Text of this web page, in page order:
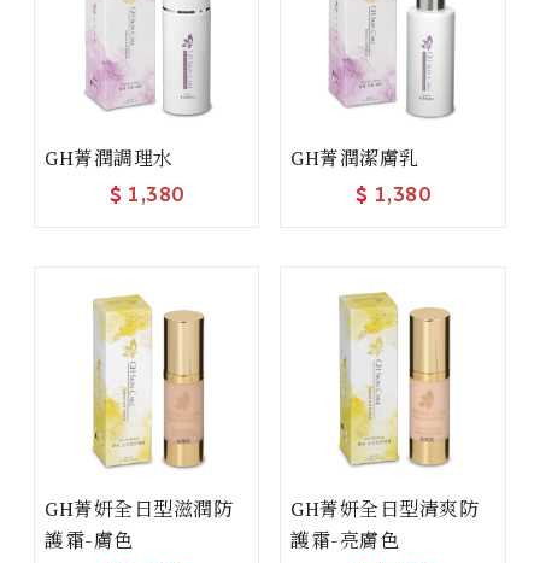
GH菁潤調理水
$ 1,380
GH菁潤潔膚乳
$ 1,380
GH菁妍全日型滋潤防
護霜-膚色
GH菁妍全日型清爽防
護霜-亮膚色